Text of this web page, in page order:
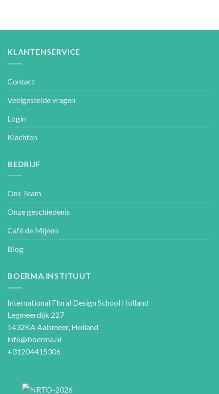
KLANTENSERVICE
Contact
Veelgestelde vragen
Login
Klachten
BEDRIJF
Ons Team
Onze geschiedenis
Café de Mijnen
Blog
BOERMA INSTITUUT
International Floral Design School Holland
Legmeerdijk 227
1432KA Aalsmeer, Holland
info@boerma.nl
+31204415306